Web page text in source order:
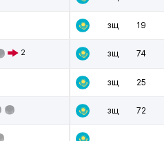
2
зщ 19
зщ 74
зщ 25
зщ 72